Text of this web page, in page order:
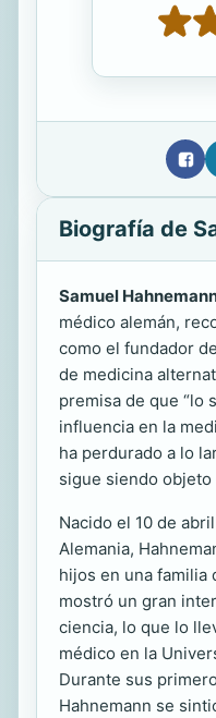
Biografía de
Samuel
médico alemán,
como el fundador
de medicina
premisa de que “lo
influencia en la
ha perdurado a lo
sigue siendo
Nacido el 10 de
Alemania,
hijos en una familia
mostró un gran
ciencia, lo que lo
médico en la
Durante sus
Hahnemann se